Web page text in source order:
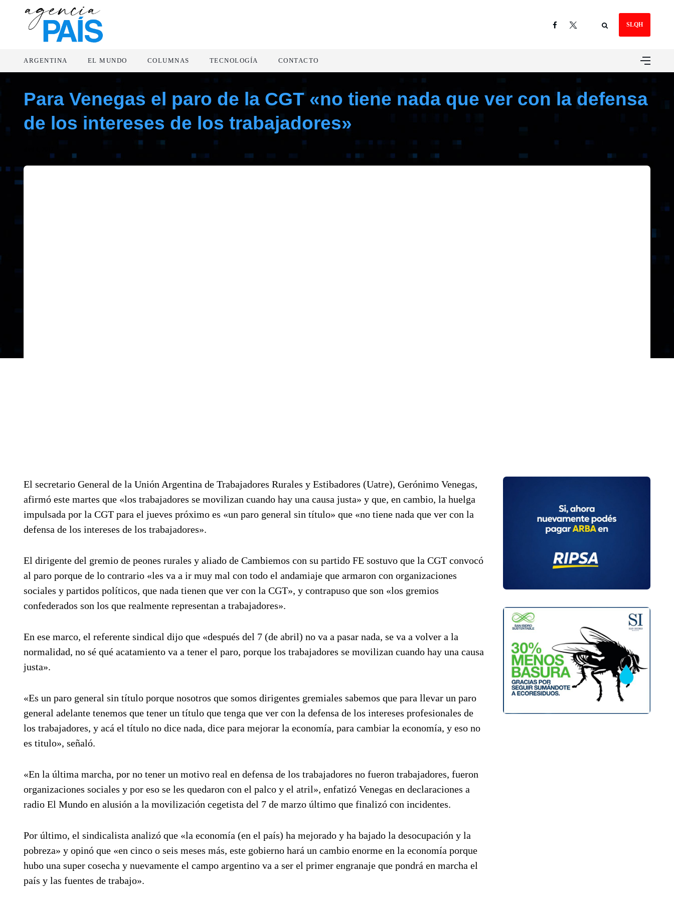
SLQH
ARGENTINA EL MUNDO COLUMNAS TECNOLOGÍA CONTACTO
Para Venegas el paro de la CGT «no tiene nada que ver con la defensa
de los intereses de los trabajadores»
El secretario General de la Unión Argentina de Trabajadores Rurales y Estibadores (Uatre), Gerónimo Venegas,
afirmó este martes que «los trabajadores se movilizan cuando hay una causa justa» y que, en cambio, la huelga
impulsada por la CGT para el jueves próximo es «un paro general sin título» que «no tiene nada que ver con la
defensa de los intereses de los trabajadores».
El dirigente del gremio de peones rurales y aliado de Cambiemos con su partido FE sostuvo que la CGT convocó
al paro porque de lo contrario «les va a ir muy mal con todo el andamiaje que armaron con organizaciones
sociales y partidos políticos, que nada tienen que ver con la CGT», y contrapuso que son «los gremios
confederados son los que realmente representan a trabajadores».
En ese marco, el referente sindical dijo que «después del 7 (de abril) no va a pasar nada, se va a volver a la
normalidad, no sé qué acatamiento va a tener el paro, porque los trabajadores se movilizan cuando hay una causa
justa».
«Es un paro general sin título porque nosotros que somos dirigentes gremiales sabemos que para llevar un paro
general adelante tenemos que tener un título que tenga que ver con la defensa de los intereses profesionales de
los trabajadores, y acá el título no dice nada, dice para mejorar la economía, para cambiar la economía, y eso no
es titulo», señaló.
«En la última marcha, por no tener un motivo real en defensa de los trabajadores no fueron trabajadores, fueron
organizaciones sociales y por eso se les quedaron con el palco y el atril», enfatizó Venegas en declaraciones a
radio El Mundo en alusión a la movilización cegetista del 7 de marzo último que finalizó con incidentes.
Por último, el sindicalista analizó que «la economía (en el país) ha mejorado y ha bajado la desocupación y la
pobreza» y opinó que «en cinco o seis meses más, este gobierno hará un cambio enorme en la economía porque
hubo una super cosecha y nuevamente el campo argentino va a ser el primer engranaje que pondrá en marcha el
país y las fuentes de trabajo».